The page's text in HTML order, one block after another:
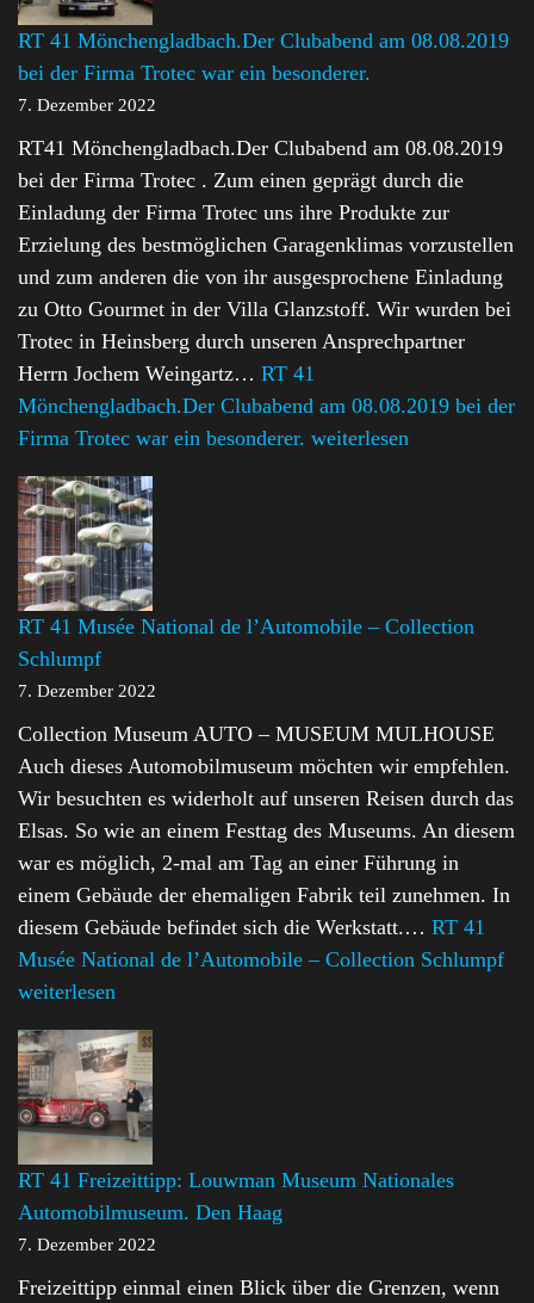
RT 41 Mönchengladbach.Der Clubabend am 08.08.2019
bei der Firma Trotec war ein besonderer.
7. Dezember 2022
RT41 Mönchengladbach.Der Clubabend am 08.08.2019
bei der Firma Trotec . Zum einen geprägt durch die
Einladung der Firma Trotec uns ihre Produkte zur
Erzielung des bestmöglichen Garagenklimas vorzustellen
und zum anderen die von ihr ausgesprochene Einladung
zu Otto Gourmet in der Villa Glanzstoff. Wir wurden bei
Trotec in Heinsberg durch unseren Ansprechpartner
Herrn Jochem Weingartz… RT 41
Mönchengladbach.Der Clubabend am 08.08.2019 bei der
Firma Trotec war ein besonderer. weiterlesen
RT 41 Musée National de l’Automobile – Collection
Schlumpf
7. Dezember 2022
Collection Museum AUTO – MUSEUM MULHOUSE
Auch dieses Automobilmuseum möchten wir empfehlen.
Wir besuchten es widerholt auf unseren Reisen durch das
Elsas. So wie an einem Festtag des Museums. An diesem
war es möglich, 2-mal am Tag an einer Führung in
einem Gebäude der ehemaligen Fabrik teil zunehmen. In
diesem Gebäude befindet sich die Werkstatt.… RT 41
Musée National de l’Automobile – Collection Schlumpf
weiterlesen
RT 41 Freizeittipp: Louwman Museum Nationales
Automobilmuseum. Den Haag
7. Dezember 2022
Freizeittipp einmal einen Blick über die Grenzen, wenn